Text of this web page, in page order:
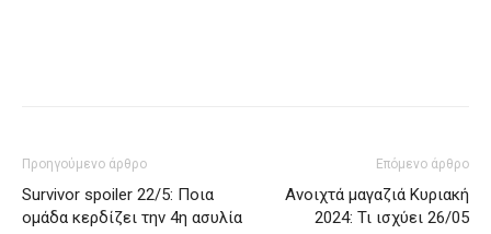
Προηγούμενο άρθρο
Survivor spoiler 22/5: Ποια
ομάδα κερδίζει την 4η ασυλία
Επόμενο άρθρο
Ανοιχτά μαγαζιά Κυριακή
2024: Τι ισχύει 26/05